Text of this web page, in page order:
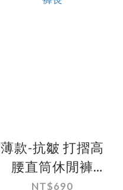
薄款-抗皺 打摺高
腰直筒休閒褲
28~43吋 免費修改
NT$690